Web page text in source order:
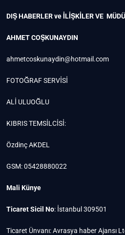
DIŞ HABERLER ve İLİŞKİLER VE
AHMET COŞKUNAYDIN
ahmetcoskunaydin@hotmail.com
FOTOĞRAF SERVİSİ
ALİ ULUOĞLU
KIBRIS TEMSİLCİSİ:
Özdinç AKDEL
GSM: 05428880022
Mali Künye
Ticaret Sicil No: İstanbul 309501
Ticaret Ünvanı: Avrasya haber Ajansı